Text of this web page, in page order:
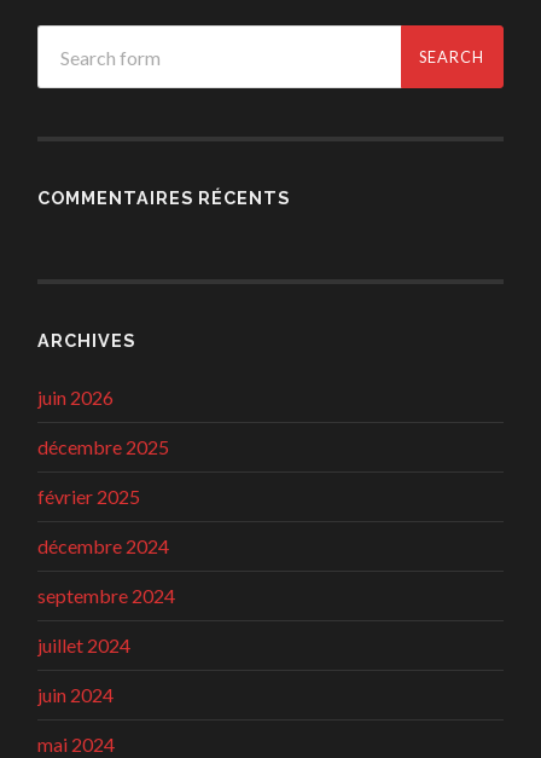
COMMENTAIRES RÉCENTS
ARCHIVES
juin 2026
décembre 2025
février 2025
décembre 2024
septembre 2024
juillet 2024
juin 2024
mai 2024